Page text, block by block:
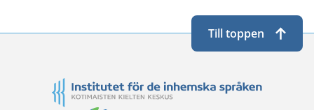
Till toppen